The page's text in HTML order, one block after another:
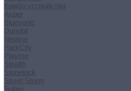
Комбо устройства
Axper
Bluesonic
Dunobil
Neoline
ParkCity
Playme
Stealth
Stonelock
Street Storm
Subini